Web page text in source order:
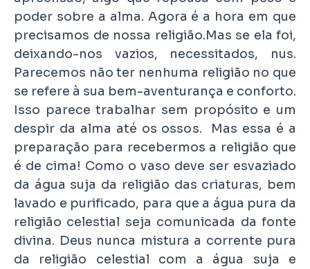
poder sobre a alma. Agora é a hora em que
precisamos de nossa religião.Mas se ela foi,
deixando-nos vazios, necessitados, nus.
Parecemos não ter nenhuma religião no que
se refere à sua bem-aventurança e conforto.
Isso parece trabalhar sem propósito e um
despir da alma até os ossos. Mas essa é a
preparação para recebermos a religião que
é de cima! Como o vaso deve ser esvaziado
da água suja da religião das criaturas, bem
lavado e purificado, para que a água pura da
religião celestial seja comunicada da fonte
divina. Deus nunca mistura a corrente pura
da religião celestial com a água suja e